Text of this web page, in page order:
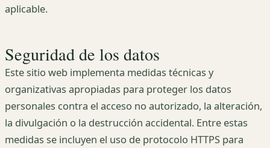
aplicable.
Seguridad de los datos
Este sitio web implementa medidas técnicas y
organizativas apropiadas para proteger los datos
personales contra el acceso no autorizado, la alteración,
la divulgación o la destrucción accidental. Entre estas
medidas se incluyen el uso de protocolo HTTPS para